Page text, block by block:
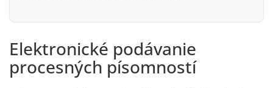
Elektronické podávanie
procesných písomností